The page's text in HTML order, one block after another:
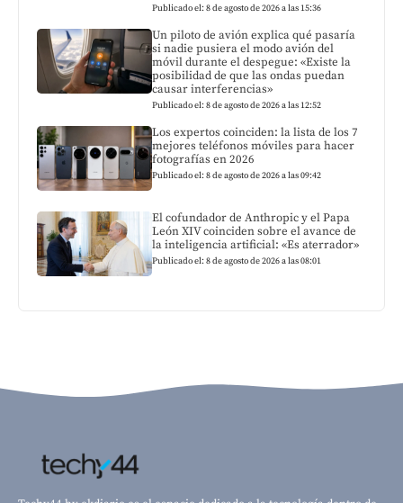
Publicado el: 8 de agosto de 2026 a las 15:36
Un piloto de avión explica qué pasaría
si nadie pusiera el modo avión del
móvil durante el despegue: «Existe la
posibilidad de que las ondas puedan
causar interferencias»
Publicado el: 8 de agosto de 2026 a las 12:52
Los expertos coinciden: la lista de los 7
mejores teléfonos móviles para hacer
fotografías en 2026
Publicado el: 8 de agosto de 2026 a las 09:42
El cofundador de Anthropic y el Papa
León XIV coinciden sobre el avance de
la inteligencia artificial: «Es aterrador»
Publicado el: 8 de agosto de 2026 a las 08:01